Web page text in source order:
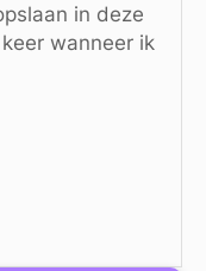
in deze
wanneer ik